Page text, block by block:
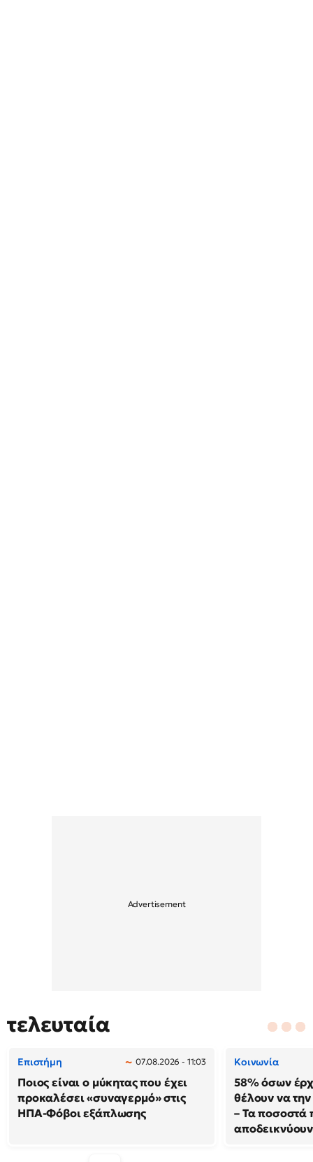
τελευταία
Επιστήμη 07.08.2026 - 11:03
Ποιος είναι ο μύκητας που έχει
προκαλέσει «συναγερμό» στις
ΗΠΑ-Φόβοι εξάπλωσης
Κοινωνία
58% όσων
θέλουν να
– Τα ποσοστά
αποδεικνύουν